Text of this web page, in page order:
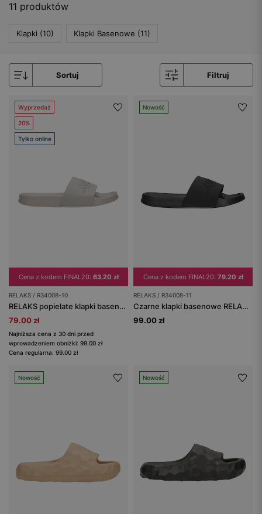
11 produktów
Klapki (10) Klapki Basenowe (11)
Sortuj Filtruj
Wyprzedaż
20%
Tylko online
Cena z kodem FINAL20: 63.20 zł
RELAKS / R34008-10
RELAKS popielate klapki basenowe z pianki EVA
79.00 zł
Najniższa cena z 30 dni przed
wprowadzeniem obniżki: 99.00 zł
Cena regularna: 99.00 zł
Nowość
Cena z kodem FINAL20: 79.20 zł
RELAKS / R34008-11
Czarne klapki basenowe RELAKS z matowym wykończeniem
99.00 zł
Nowość Nowość